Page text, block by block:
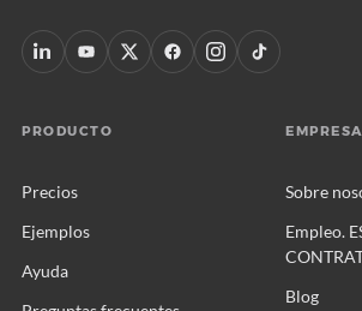
PRODUCTO
Precios
Ejemplos
Ayuda
EMPRESA
Sobre
Empleo.
Blog